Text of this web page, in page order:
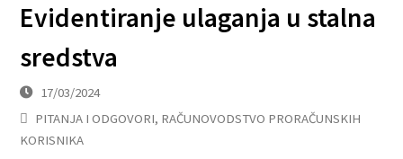
Evidentiranje ulaganja u stalna
sredstva
17/03/2024
PITANJA I ODGOVORI, RAČUNOVODSTVO PRORAČUNSKIH
KORISNIKA